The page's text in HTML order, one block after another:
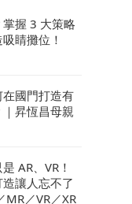
握 3 大策略
睛攤位！
在國門打造有
昇恆昌母親
AR、VR！
讓人忘不了
MR／VR／XR